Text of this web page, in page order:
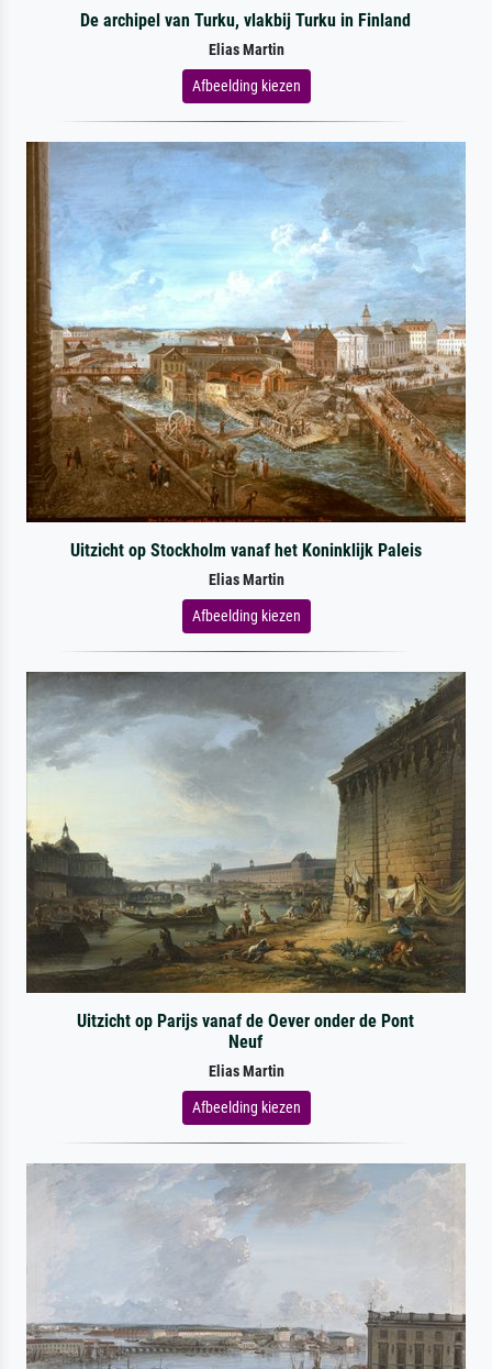
De archipel van Turku, vlakbij Turku in Finland
Elias Martin
Afbeelding kiezen
Uitzicht op Stockholm vanaf het Koninklijk Paleis
Elias Martin
Afbeelding kiezen
Uitzicht op Parijs vanaf de Oever onder de Pont
Neuf
Elias Martin
Afbeelding kiezen